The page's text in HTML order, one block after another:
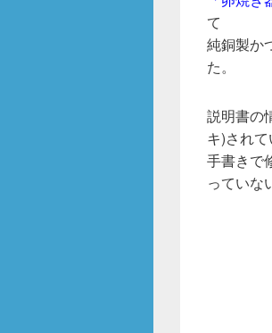
o
k
て
純銅製か
た。
説明書の
キ)されて
手書きで
っていな